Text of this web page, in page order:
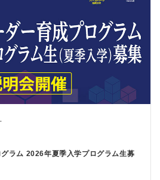
ラム 2026年夏季入学プログラム生募